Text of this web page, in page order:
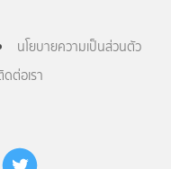
นโยบายความเป็นส่วนตัว
ต่อเรา